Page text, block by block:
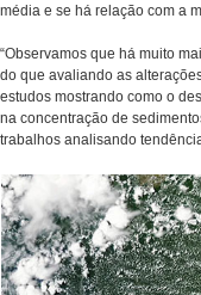
média e se há relação com a
“Observamos que há muito
do que avaliando as
estudos mostrando como o
na concentração de
trabalhos analisando